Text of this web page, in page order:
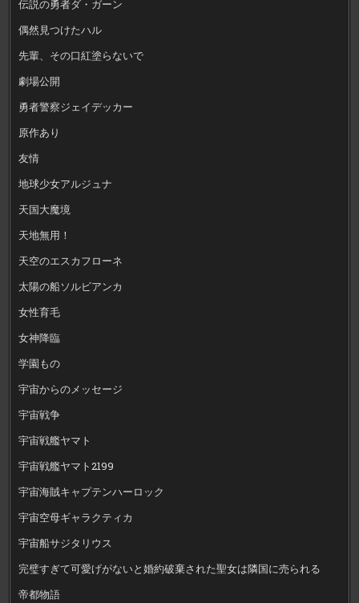
伝説の勇者ダ・ガーン
偶然見つけたハル
先輩、その口紅塗らないで
劇場公開
勇者警察ジェイデッカー
原作あり
友情
地球少女アルジュナ
天国大魔境
天地無用！
天空のエスカフローネ
太陽の船ソルビアンカ
女性育毛
女神降臨
学園もの
宇宙からのメッセージ
宇宙戦争
宇宙戦艦ヤマト
宇宙戦艦ヤマト2199
宇宙海賊キャプテンハーロック
宇宙空母ギャラクティカ
宇宙船サジタリウス
完璧すぎて可愛げがないと婚約破棄された聖女は隣国に売られる
帝都物語